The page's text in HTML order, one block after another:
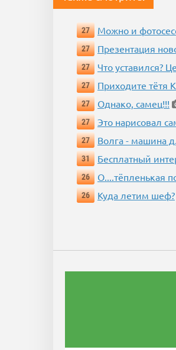
27 Можно и
27
Презентация
27
Что уставился?
27
Приходите тётя
27
Однако, самец!!!
27
Это нарисовал
27
Волга - машина
31
Бесплатный
26
О....тёпленькая
26
Куда летим шеф?